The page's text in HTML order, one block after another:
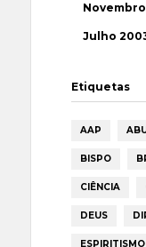
Julho
Etiquetas
AAP
BISPO
CIÊNCIA
DEUS
ESPIRITISMO